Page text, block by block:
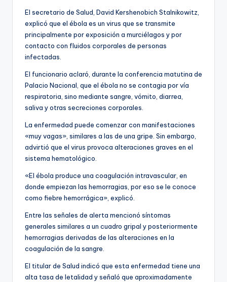
El secretario de Salud, David Kershenobich Stalnikowitz,
explicó que el ébola es un virus que se transmite
principalmente por exposición a murciélagos y por
contacto con fluidos corporales de personas
infectadas.
El funcionario aclaró, durante la conferencia matutina de
Palacio Nacional, que el ébola no se contagia por vía
respiratoria, sino mediante sangre, vómito, diarrea,
saliva y otras secreciones corporales.
La enfermedad puede comenzar con manifestaciones
«muy vagas», similares a las de una gripe. Sin embargo,
advirtió que el virus provoca alteraciones graves en el
sistema hematológico.
«El ébola produce una coagulación intravascular, en
donde empiezan las hemorragias, por eso se le conoce
como fiebre hemorrágica», explicó.
Entre las señales de alerta mencionó síntomas
generales similares a un cuadro gripal y posteriormente
hemorragias derivadas de las alteraciones en la
coagulación de la sangre.
El titular de Salud indicó que esta enfermedad tiene una
alta tasa de letalidad y señaló que aproximadamente